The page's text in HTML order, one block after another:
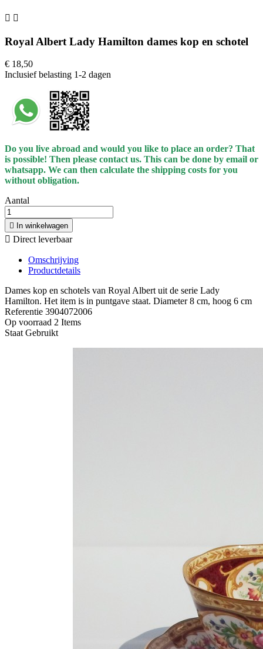
 
Royal Albert Lady Hamilton dames kop en schotel
€ 18,50
Inclusief belasting 1-2 dagen
Do you live abroad and would you like to place an order? That
is possible! Then please contact us. This can be done by email or
whatsapp. We can then calculate the shipping costs for you
without obligation.
Aantal
 In winkelwagen
 Direct leverbaar
Omschrijving
Productdetails
Dames kop en schotels van Royal Albert uit de serie Lady
Hamilton. Het item is in puntgave staat. Diameter 8 cm, hoog 6 cm
Referentie 3904072006
Op voorraad 2 Items
StaatGebruikt